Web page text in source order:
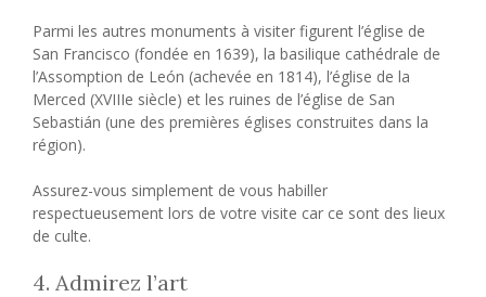
Parmi les autres monuments à visiter figurent l’église de
San Francisco (fondée en 1639), la basilique cathédrale de
l’Assomption de León (achevée en 1814), l’église de la
Merced (XVIIIe siècle) et les ruines de l’église de San
Sebastián (une des premières églises construites dans la
région).
Assurez-vous simplement de vous habiller
respectueusement lors de votre visite car ce sont des lieux
de culte.
4. Admirez l’art